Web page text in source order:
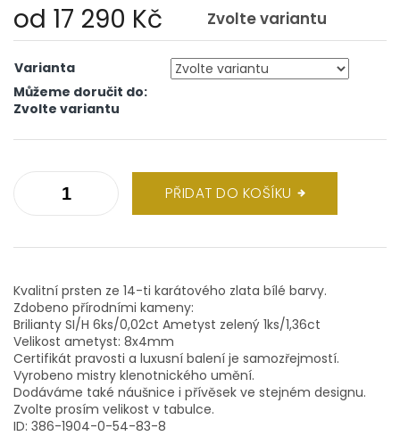
od 17 290 Kč Zvolte variantu
cena:
Varianta
Můžeme doručit do:
Zvolte variantu
PŘIDAT DO KOŠÍKU
Kvalitní prsten ze 14-ti karátového zlata bílé barvy.
Zdobeno přírodními kameny:
Brilianty SI/H 6ks/0,02ct Ametyst zelený 1ks/1,36ct
Velikost ametyst: 8x4mm
Certifikát pravosti a luxusní balení je samozřejmostí.
Vyrobeno mistry klenotnického umění.
Dodáváme také náušnice i přívěsek ve stejném designu.
Zvolte prosím velikost v tabulce.
ID: 386-1904-0-54-83-8